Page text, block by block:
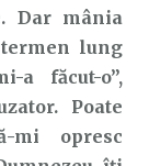
Dar mânia
lung
făcut-o”,
Poate
mi opresc